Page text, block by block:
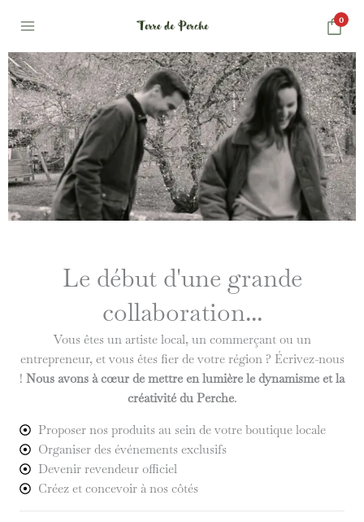
0
Le début d'une grande
collaboration...
Vous êtes un artiste local, un commerçant ou un
entrepreneur, et vous êtes fier de votre région ? Écrivez-nous
! Nous avons à cœur de mettre en lumière le dynamisme et la
créativité du Perche.
Proposer nos produits au sein de votre boutique locale
Organiser des événements exclusifs
Devenir revendeur officiel
Créez et concevoir à nos côtés